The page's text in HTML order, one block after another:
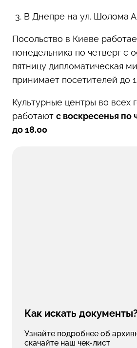
В Днепре на ул. Шолома
Посольство в Киеве
понедельника по четверг с
пятницу дипломатическая
принимает посетителей до
Культурные центры во всех
работают с воскресенья по
до 18.00
Как искать документы?
Узнайте подробнее об
скачайте наш чек-лист